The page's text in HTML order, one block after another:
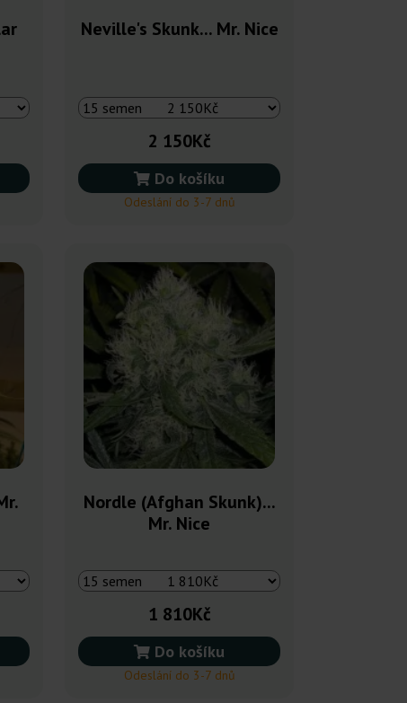
Neville's Skunk... Mr. Nice
2 150Kč
Do košíku
Odeslání do 3-7 dnů
Nordle (Afghan Skunk)...
Mr. Nice
1 810Kč
Do košíku
Odeslání do 3-7 dnů